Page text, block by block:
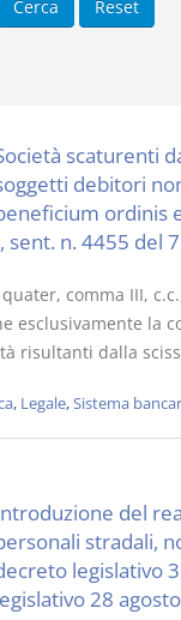
scaturenti
debitori
ordinis
sent. n. 4455 del
quater, comma III,
esclusivamente la
risultanti dalla
, Legale,Sistema
del
stradali,
legislativo
28
D. Minussi